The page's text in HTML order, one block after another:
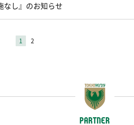
なし』のお知らせ
1 2
PARTNER